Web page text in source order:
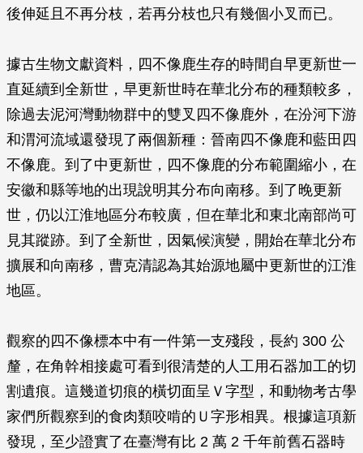
後伸延且不再分枝，若再分枝也只有幾個小叉而已。
據古生物文獻資料，四不像鹿生存的時間自早更新世一
直延續到全新世，早更新世時在華北分布的種類較多，
除過去泥河灣動物群中的雙叉四不像鹿外，在汾河下游
和渭河流域還發現了兩個新種：晉南四不像鹿和藍田四
不像鹿。到了中更新世，四不像鹿的分布範圍縮小，在
安徽和縣等地的出現說明其分布向南移。到了晚更新
世，仍以江淮地區分布較廣，但在華北和東北南部尚可
見其蹤跡。到了全新世，因氣候演變，開始在華北分布
擴展和向南移，曹克清認為其始源地屬中更新世的江淮
地區。
觀察的四不像標本中有一件第一支殘段，長約 300 公
釐，在角幹相接處可看到很清楚的人工用石器加工的切
割遺痕。這幾道切痕的橫切面呈Ｖ字型，和動物考古學
家們所觀察到的食肉類咬啃的Ｕ字形相異。根據這項新
發現，至少證實了在臺灣有比 2 萬 2 千年前舊石器時